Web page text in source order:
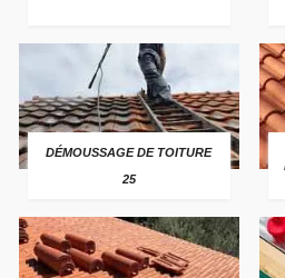
DÉMOUSSAGE DE TOITURE
25